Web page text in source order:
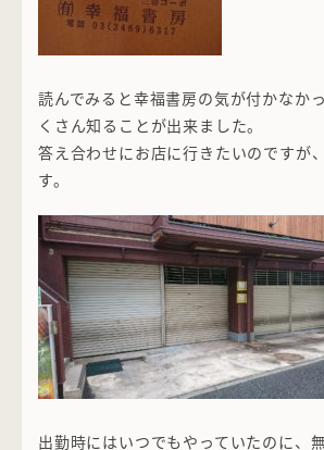
読んでみると幸福書房の気が付かなか
くさん知ることが出来ました。
答え合わせにお店に行きたいのですが
す。
出勤時にはいつでもやっていたのに、